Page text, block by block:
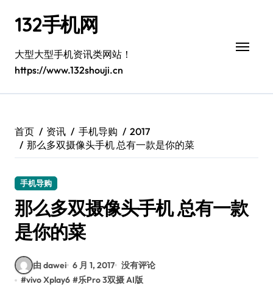
132手机网
大型大型手机资讯类网站！
https://www.132shouji.cn
首页 资讯 手机导购
2017
那么多双摄像头手机 总有一款是你的菜
手机导购
那么多双摄像头手机 总有一款
是你的菜
由 dawei 6 月 1, 2017 没有评论
#vivo Xplay6 #乐Pro 3双摄 AI版